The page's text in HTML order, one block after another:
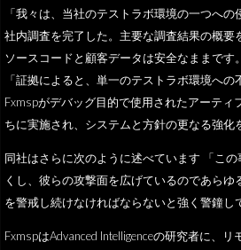
「我々は、当社のテストラボ環境の一つへ
社内調査を完了した。主要な調査結果の概
ソースコードと顧客データは安全なままです
「証拠によると、単一のテストラボ環境へ
Fxmspがデバッグ目的で使用されたアーテ
ちに実施され、システムと方針の更なる強化
同社はさらに次のように述べています 「こ
くし、彼らの攻撃面を広げているのであら
を警戒し続けなければならないと強く警鐘し
FxmspはAdvanced Intelligenceの研究者に、リ